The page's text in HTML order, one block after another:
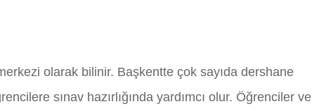
olarak bilinir. Başkentte çok sayıda dershane
sınav hazırlığında yardımcı olur. Öğrenciler ve